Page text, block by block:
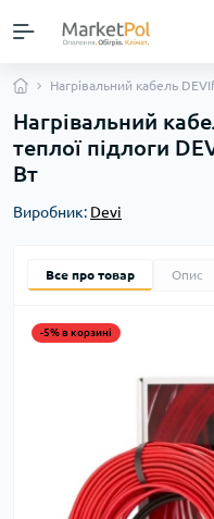
Нагрівальний кабель
Нагрівальний
теплої підлоги
Вт
Виробник: Devi
Все про товар Опис
-5% в корзині